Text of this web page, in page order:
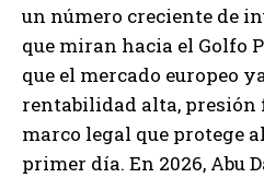
un número creciente de
que miran hacia el Golfo
que el mercado europeo
rentabilidad alta, presión
marco legal que protege
primer día. En 2026, Abu